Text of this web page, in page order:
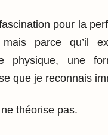
pour la
mais parce qu’il
physique, une
que je reconnais
théorise pas.